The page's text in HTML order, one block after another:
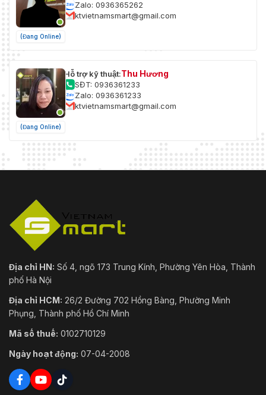
(Đang Online)
Zalo: 0936365262
ktvietnamsmart@gmail.com
(Đang Online)
Hỗ trợ kỹ thuật:Thu Hương
SĐT: 0936361233
Zalo: 0936361233
ktvietnamsmart@gmail.com
Địa chỉ HN: Số 4, ngõ 173 Trung Kính, Phường Yên Hòa, Thành
phố Hà Nội
Địa chỉ HCM: 26/2 Đường 702 Hồng Bàng, Phường Minh
Phụng, Thành phố Hồ Chí Minh
Mã số thuế: 0102710129
Ngày hoạt động: 07-04-2008